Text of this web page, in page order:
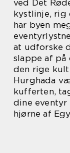
ved Det
kystlinje, rig
har byen
at udforske
slappe af på
den rige
Hurghada
kufferten,
dine
hjørne af